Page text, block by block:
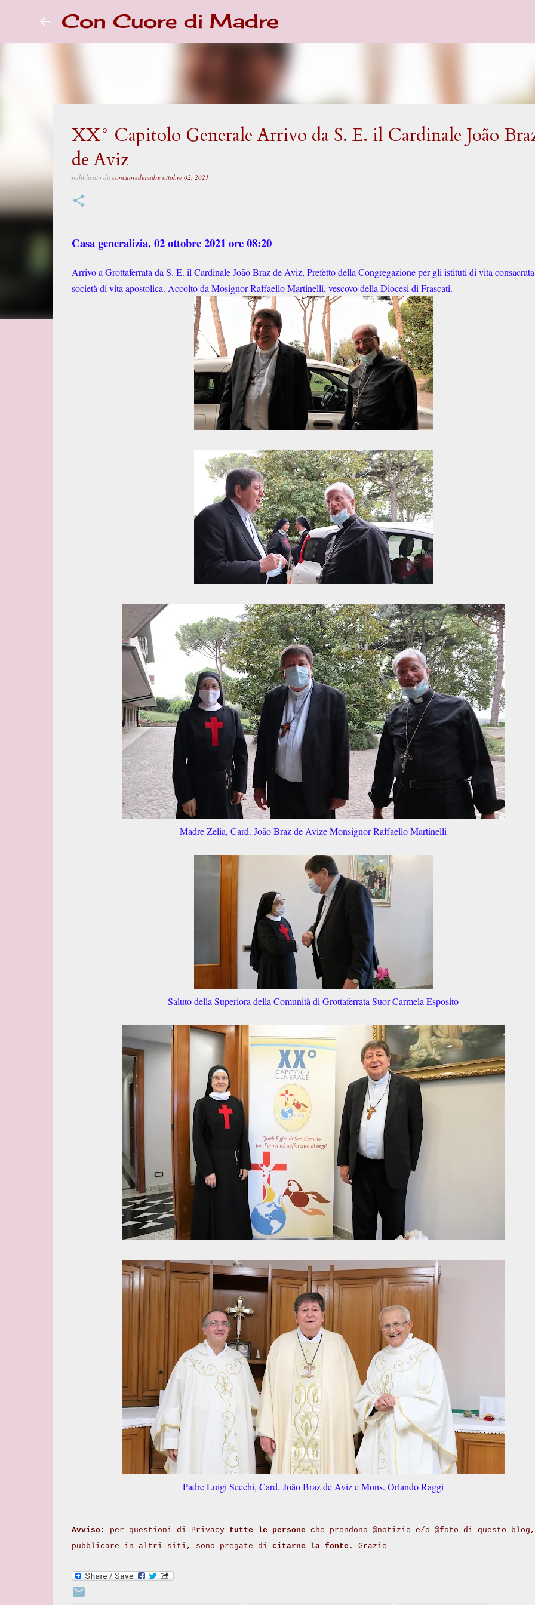
Con Cuore di Madre
XX° Capitolo Generale Arrivo da S. E. il Cardinale João
de Aviz
pubblicato da concuoredimadre ottobre 02, 2021
Casa generalizia, 02 ottobre 2021 ore 08:20
Arrivo a Grottaferrata da S. E. il Cardinale João Braz de Aviz, Prefetto della Congregazione per gli istituti di vita
società di vita apostolica. Accolto da Mosignor Raffaello Martinelli, vescovo della Diocesi di Frascati.
Madre Zelia, Card. João Braz de Avize Monsignor Raffaello Martinelli
Saluto della Superiora della Comunità di Grottaferrata Suor Carmela Esposito
Padre Luigi Secchi, Card. João Braz de Aviz e Mons. Orlando Raggi
Avviso: per questioni di Privacy tutte le personeche prendono @notizie e/o @foto di questo
pubblicare in altri siti, sono pregate di citarne la fonte. Grazie